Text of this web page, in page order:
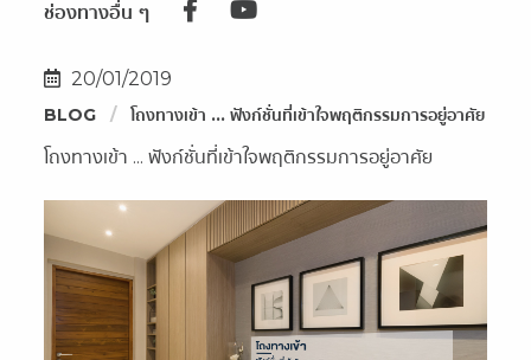
ช่องทางอื่น ๆ
20/01/2019
BLOG โถงทางเข้า ... ฟังก์ชั่นที่เข้าใจพฤติกรรมการอยู่อาศัย
โถงทางเข้า ... ฟังก์ชั่นที่เข้าใจพฤติกรรมการอยู่อาศัย